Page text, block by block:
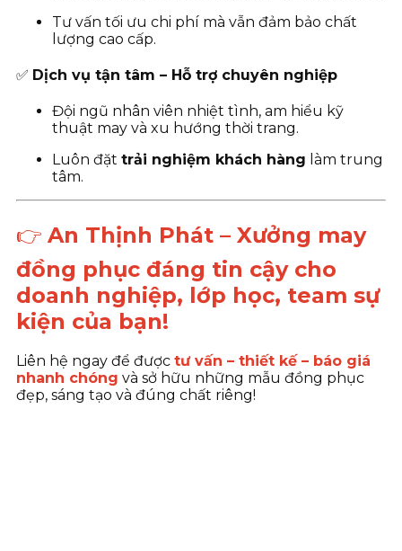
Tư vấn tối ưu chi phí mà vẫn đảm bảo chất
lượng cao cấp.
✅ Dịch vụ tận tâm – Hỗ trợ chuyên nghiệp
Đội ngũ nhân viên nhiệt tình, am hiểu kỹ
thuật may và xu hướng thời trang.
Luôn đặt trải nghiệm khách hàng làm trung
tâm.
👉 An Thịnh Phát – Xưởng may
đồng phục đáng tin cậy cho
doanh nghiệp, lớp học, team sự
kiện của bạn!
Liên hệ ngay để được tư vấn – thiết kế – báo giá
nhanh chóng và sở hữu những mẫu đồng phục
đẹp, sáng tạo và đúng chất riêng!